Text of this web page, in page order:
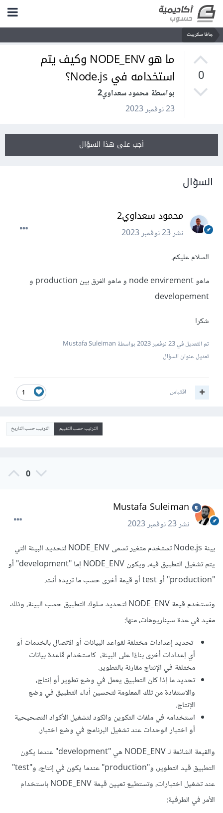
جافا سكريبت
0
ما هو NODE_ENV وكيف يتم
استخدامه في Node.js؟
بواسطة محمود سعداوي2
23 نوفمبر 2023
أجب على هذا السؤال
السؤال
محمود سعداوي2
نشر23 نوفمبر 2023
السلام عليكم.
ماهو node envirement و ماهو الفرق بين production و
developement
شكرا
تم التعديل في23 نوفمبر 2023
بواسطة Mustafa Suleiman
تعديل عنوان السؤال
1 اقتباس
الترتيب حسب التقييم الترتيب حسب التاريخ
0
Mustafa Suleiman
نشر23 نوفمبر 2023
بيئة Node.js تستخدم متغير تسمى NODE_ENV لتحديد البيئة التي
يتم تشغيل التطبيق فيه، ويكون NODE_ENV إما "development" أو
"production" أو test أو قيمة أخرى حسب ما تريده أنت.
ونستخدم قيمة NODE_ENV لتحديد سلوك التطبيق حسب البيئة، وذلك
مفيد في عدة سيناريوهات، منها:
تحديد إعدادات مختلفة لقواعد البيانات أو الاتصال بالخدمات أو
أي إعدادات أخرى بناءًا على البيئة، كاستخدام قاعدة بيانات
مختلفة في الإنتاج مقارنة بالتطوير.
تحديد ما إذا كان التطبيق يعمل في وضع تطوير أو إنتاج،
والاستفادة من تلك المعلومة لتحسين أداء التطبيق في وضع
الإنتاج.
استخدامه في ملفات التكوين والكود لتشغيل الأكواد التصحيحية
أو اختبار الوحدات عند تشغيل البرنامج في وضع اختبار.
والقيمة الشائعة لـ NODE_ENV هي "development" عندما يكون
التطبيق قيد التطوير، و"production" عندما يكون في إنتاج، و"test"
عند تشغيل اختبارات، وتستطيع تعيين قيمة NODE_ENV باستخدام
الأمر في الطرفية: